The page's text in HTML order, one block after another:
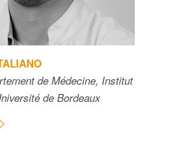
de Médecine, Institut
de Bordeaux